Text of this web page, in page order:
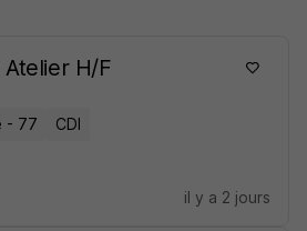
H/F
- 77 CDI
il y a 2 jours